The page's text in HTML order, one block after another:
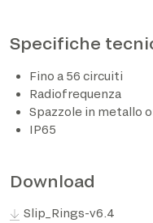
Specifiche
Fino a 56 circuiti
Radiofrequenza
Spazzole in metallo
IP65
Download
Slip_Rings-v6.4
Acconsento al
descritte al punto 2
marketing e
*The marked fields are